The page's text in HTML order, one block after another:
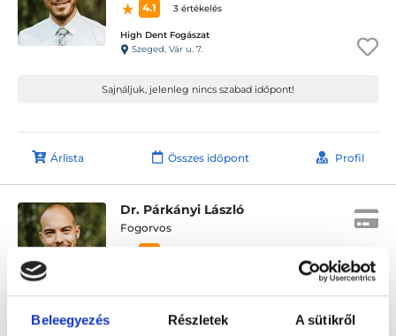
Beleegyezés Részletek A sütikről
4.1
3 értékelés
High Dent Fogászat
Szeged, Vár u. 7.
Sajnáljuk, jelenleg nincs szabad időpont!
Árlista Összes időpont Profil
Dr. Párkányi László
Fogorvos
Budapest, XIII. kerület, Pozsonyi út 25. I.em.11-es csengő